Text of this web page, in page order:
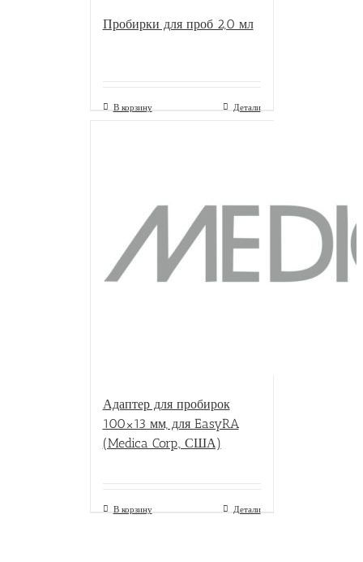
Пробирки для проб 2,0 мл
В корзину Детали
Адаптер для пробирок
100×13 мм, для EasyRA
(Medica Corp., США)
В корзину Детали